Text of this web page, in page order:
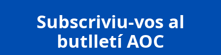
Subscriviu-vos al
butlletí AOC